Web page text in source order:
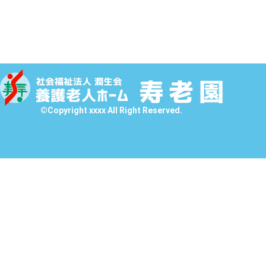
©Copyright xxxx All Right Reserved.